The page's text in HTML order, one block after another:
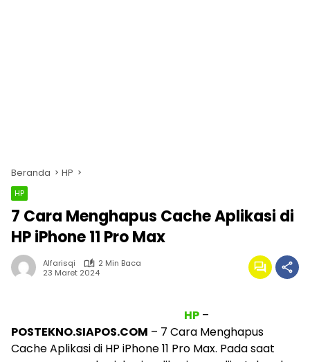
Beranda HP
HP
7 Cara Menghapus Cache Aplikasi di
HP iPhone 11 Pro Max
Alfarisqi
2 Min Baca
23 Maret 2024
HP –
POSTEKNO.SIAPOS.COM – 7 Cara Menghapus
Cache Aplikasi di HP iPhone 11 Pro Max. Pada saat